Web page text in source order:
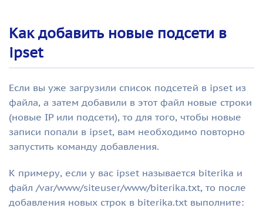
Как добавить новые подсети в
ipset
Если вы уже загрузили список подсетей в ipset из
файла, а затем добавили в этот файл новые строки
(новые IP или подсети), то для того, чтобы новые
записи попали в ipset, вам необходимо повторно
запустить команду добавления.
К примеру, если у вас ipset называется biterika и
файл /var/www/siteuser/www/biterika.txt, то после
добавления новых строк в biterika.txt выполните: